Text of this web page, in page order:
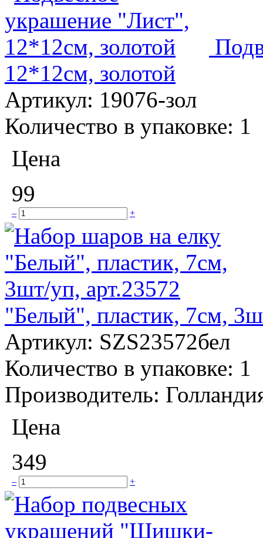
12*12см, золотой
Артикул: 19076-зол
Количество в упаковке: 1
Цена
99
– +
"Белый", пластик, 7см,
Артикул: SZS23572бел
Количество в упаковке: 1
Производитель:
Цена
349
– +